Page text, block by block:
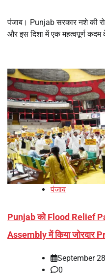
पंजाब। Punjab सरकार नशे की
और इस दिशा में एक महत्वपूर्ण
पंजाब
Punjab को Flood Relief
Assembly में किया जोरदार
September
0